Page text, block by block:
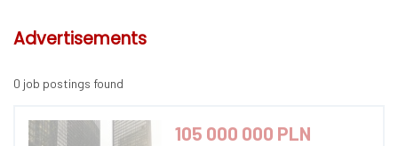
Advertisements
0 job postings found
105 000 000 PLN